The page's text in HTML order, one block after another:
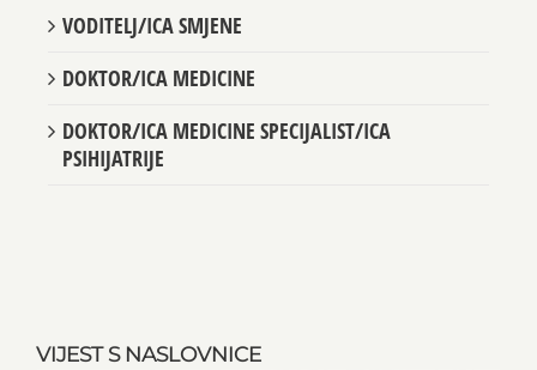
VIJEST S NASLOVNICE
VODITELJ/ICA SMJENE
DOKTOR/ICA MEDICINE
DOKTOR/ICA MEDICINE SPECIJALIST/ICA
PSIHIJATRIJE